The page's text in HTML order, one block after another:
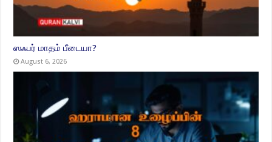
ஸஃபர் மாதம் பீடையா?
August 6, 2026